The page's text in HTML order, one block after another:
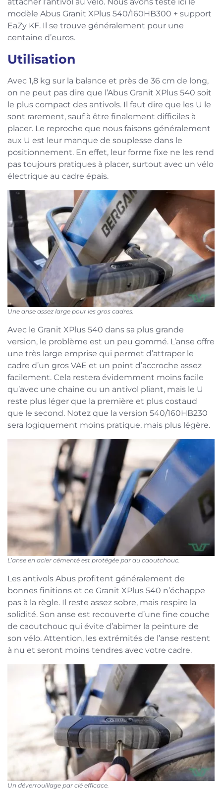
modèle Abus Granit XPlus 540/160HB300 + support
EaZy KF. Il se trouve généralement pour une
centaine d’euros.
Utilisation
Avec 1,8 kg sur la balance et près de 36 cm de long,
on ne peut pas dire que l’Abus Granit XPlus 540 soit
le plus compact des antivols. Il faut dire que les U le
sont rarement, sauf à être finalement difficiles à
placer. Le reproche que nous faisons généralement
aux U est leur manque de souplesse dans le
positionnement. En effet, leur forme fixe ne les rend
pas toujours pratiques à placer, surtout avec un vélo
électrique au cadre épais.
Une anse assez large pour les gros cadres.
Avec le Granit XPlus 540 dans sa plus grande
version, le problème est un peu gommé. L’anse offre
une très large emprise qui permet d’attraper le
cadre d’un gros VAE et un point d’accroche assez
facilement. Cela restera évidemment moins facile
qu’avec une chaine ou un antivol pliant, mais le U
reste plus léger que la première et plus costaud
que le second. Notez que la version 540/160HB230
sera logiquement moins pratique, mais plus légère.
L’anse en acier cémenté est protégée par du caoutchouc.
Les antivols Abus profitent généralement de
bonnes finitions et ce Granit XPlus 540 n’échappe
pas à la règle. Il reste assez sobre, mais respire la
solidité. Son anse est recouverte d’une fine couche
de caoutchouc qui évite d’abimer la peinture de
son vélo. Attention, les extrémités de l’anse restent
à nu et seront moins tendres avec votre cadre.
Un déverrouillage par clé efficace.